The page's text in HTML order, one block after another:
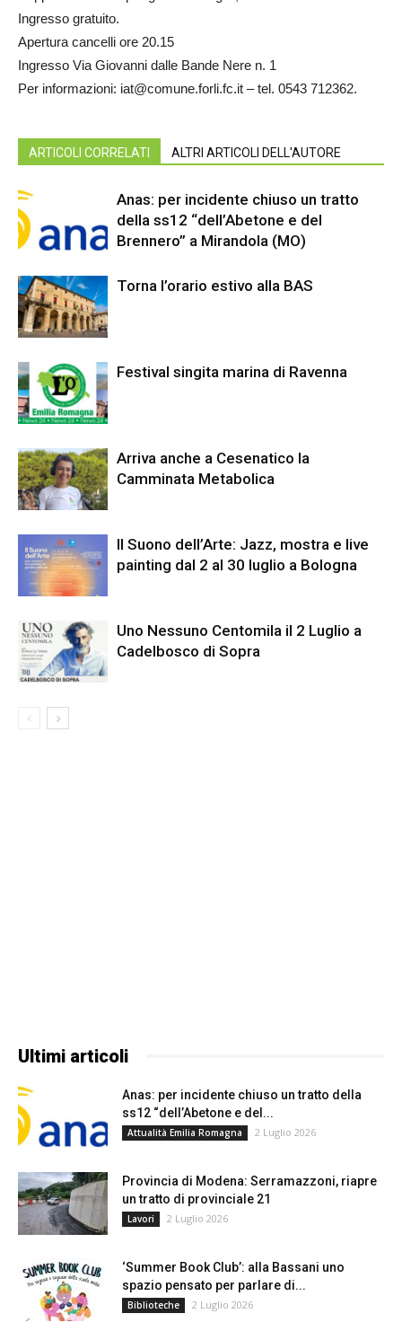
Ingresso gratuito.
Apertura cancelli ore 20.15
Ingresso Via Giovanni dalle Bande Nere n. 1
Per informazioni: iat@comune.forli.fc.it – tel. 0543 712362.
ARTICOLI CORRELATI ALTRI ARTICOLI DELL'AUTORE
Anas: per incidente chiuso un tratto
della ss12 “dell’Abetone e del
Brennero” a Mirandola (MO)
Torna l’orario estivo alla BAS
Festival singita marina di Ravenna
Arriva anche a Cesenatico la
Camminata Metabolica
Il Suono dell’Arte: Jazz, mostra e live
painting dal 2 al 30 luglio a Bologna
Uno Nessuno Centomila il 2 Luglio a
Cadelbosco di Sopra
Ultimi articoli
Anas: per incidente chiuso un tratto della
ss12 “dell’Abetone e del...
Attualità Emilia Romagna 2 Luglio 2026
Provincia di Modena: Serramazzoni, riapre
un tratto di provinciale 21
Lavori 2 Luglio 2026
‘Summer Book Club’: alla Bassani uno
spazio pensato per parlare di...
Biblioteche 2 Luglio 2026